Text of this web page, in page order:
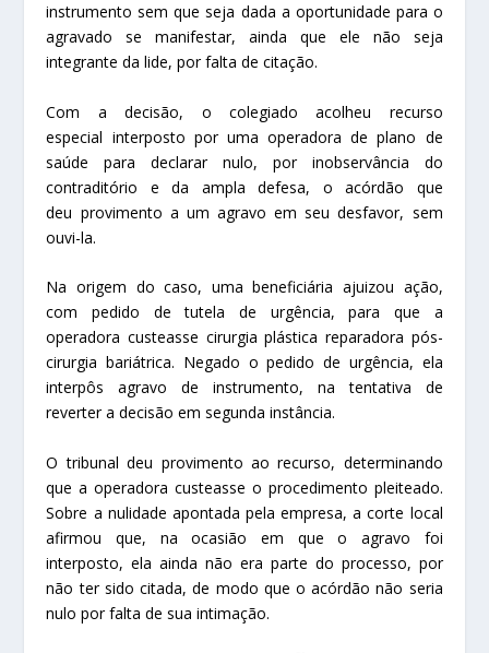
instrumento sem que seja dada a oportunidade para o
agravado se manifestar, ainda que ele não seja
integrante dalide, por falta decitação.
Com a decisão, o colegiado acolheu recurso
especial interposto por uma operadora de plano de
saúde para declarar nulo, por inobservância do
contraditório e da ampla defesa, oacórdão que
deu provimento a umagravo em seu desfavor, sem
ouvi-la.
Na origem do caso, uma beneficiária ajuizou ação,
com pedido de tutela de urgência, para que a
operadora custeasse cirurgia plástica reparadora pós-
cirurgia bariátrica. Negado o pedido de urgência, ela
interpôsagravo de instrumento, na tentativa de
reverter a decisão em segunda instância.
O tribunal deu provimento ao recurso, determinando
que a operadora custeasse o procedimento pleiteado.
Sobre a nulidade apontada pela empresa, a corte local
afirmou que, na ocasião em que o agravo foi
interposto, ela ainda não era parte do processo, por
não ter sido citada, de modo que oacórdão não seria
nulo por falta de suaintimação.